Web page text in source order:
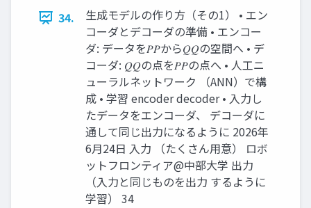
34.
生成モデルの作り方（その1） • エン
コーダとデコーダの準備 • エンコー
ダ: データを𝑃𝑃から𝑄𝑄の空間へ • デ
コーダ: 𝑄𝑄の点を𝑃𝑃の点へ • 人工ニ
ューラルネットワーク （ANN）で構
成 • 学習 encoder decoder • 入力し
たデータをエンコーダ、 デコーダに
通して同じ出力になるように 2026年
6月24日 入力 （たくさん用意） ロボ
ットフロンティア@中部大学 出力
（入力と同じものを出力 するように
学習） 34